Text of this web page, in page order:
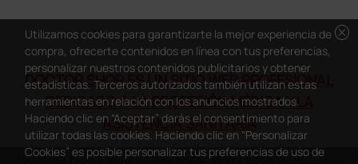
DOCTOR SHOP ES UN SITIO WEB PROFESIONAL
DEDICADO A LA PROFESIÓN MÉDICA Y LA
ASISTENCIA SANITARIA
cancel
Utilizamos cookies para garantizarte la mejor experiencia de
compra, ofrecerte contenidos en línea con tus preferencias,
personalizar nuestros contenidos publicitarios y obtener
estadísticas. Terceros autorizados también utilizan estas
herramientas en relación con los anuncios mostrados.
Haciendo clic en “Aceptar” darás el consentimiento para
utilizar todas las cookies. Haciendo clic en “Personalizar
Cookies” es posible personalizar tus preferencias de uso de